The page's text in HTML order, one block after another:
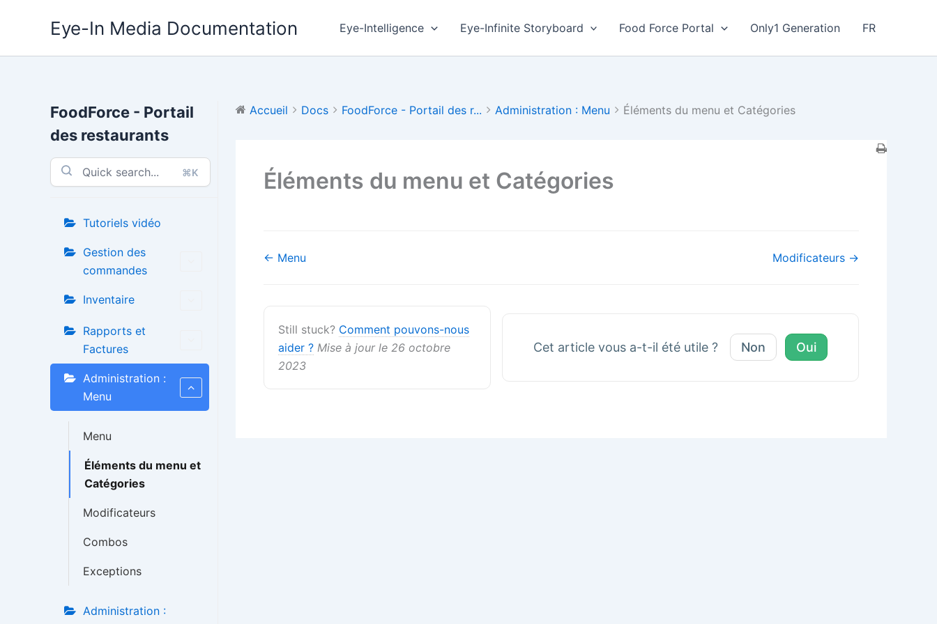
Eye-In Media Documentation Eye-Intelligence Eye-Infinite Storyboard Food Force Portal Only1 Generation FR
FoodForce - Portail
des restaurants
⌘K
Tutoriels vidéo
Gestion des
commandes
Inventaire
Rapports et
Factures
Administration :
Menu
Menu
Éléments du menu et
Catégories
Modificateurs
Combos
Exceptions
Administration :
Accueil Docs FoodForce - Portail des r... Administration : Menu Éléments du menu et Catégories
Éléments du menu et Catégories
Navigation
← Menu Modificateurs →
Still stuck? Comment pouvons-nous
aider ? Mise à jour le 26 octobre
2023
Cet article vous a-t-il été utile ? Non Oui